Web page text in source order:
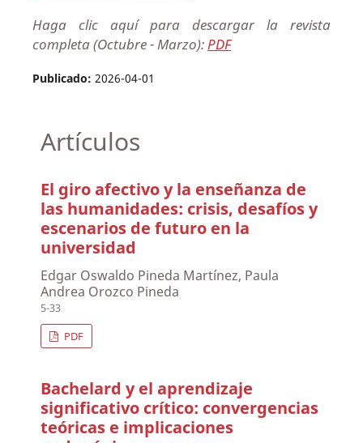
Haga clic aquí para descargar la revista
completa (Octubre - Marzo):PDF
Publicado: 2026-04-01
Artículos
El giro afectivo y la enseñanza de
las humanidades: crisis, desafíos y
escenarios de futuro en la
universidad
Edgar Oswaldo Pineda Martínez, Paula
Andrea Orozco Pineda
5-33
PDF
Bachelard y el aprendizaje
significativo crítico: convergencias
teóricas e implicaciones